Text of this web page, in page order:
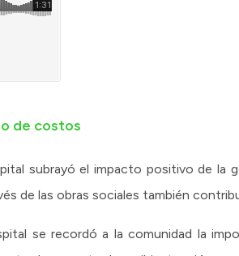
de costos
subrayó el impacto positivo de la
de las obras sociales también
se recordó a la comunidad la